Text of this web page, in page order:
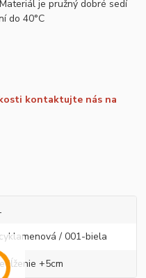
je pružný dobré sedí
do 40°C
kontaktujte nás na
/ 001-biela
+5cm